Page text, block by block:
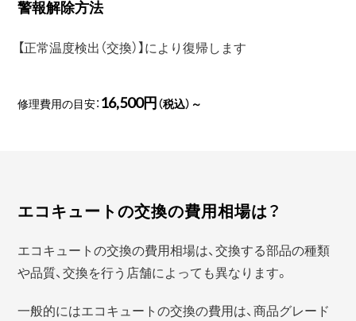
警報解除方法
【正常温度検出（交換）】により復帰します
修理費用の目安： 16,500円（税込）～
エコキュートの交換の費用相場は？
エコキュートの交換の費用相場は、交換する部品の種類
や品質、交換を行う店舗によっても異なります。
一般的にはエコキュートの交換の費用は、商品グレード